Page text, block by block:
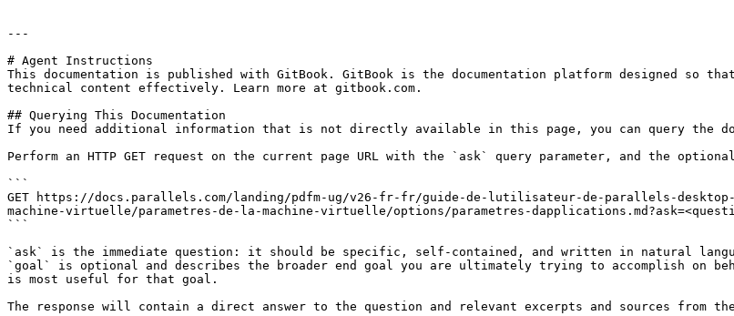
---
# Agent Instructions
This documentation is published with GitBook. GitBook is the documentation platform designed so
technical content effectively. Learn more at gitbook.com.
## Querying This Documentation
If you need additional information that is not directly available in this page, you can query the
Perform an HTTP GET request on the current page URL with the `ask` query parameter, and the
```
GET https://docs.parallels.com/landing/pdfm-ug/v26-fr-fr/guide-de-lutilisateur-de-parallels-desktop-
machine-virtuelle/parametres-de-la-machine-virtuelle/options/parametres-
```
`ask` is the immediate question: it should be specific, self-contained, and written in natural
`goal` is optional and describes the broader end goal you are ultimately trying to accomplish on
is most useful for that goal.
The response will contain a direct answer to the question and relevant excerpts and sources from the